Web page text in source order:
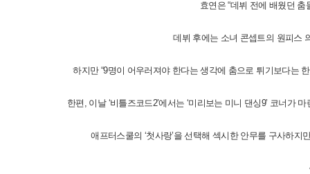
효연은 “데뷔 전에 배웠던
데뷔 후에는 소녀 콘셉트의 원피스
하지만 “9명이 어우러져야 한다는 생각에 춤으로 튀기보다는
한편, 이날 ‘비틀즈코드2’에서는 ‘미리보는 미니 댄싱9’ 코너가
애프터스쿨의 ‘첫사랑’을 선택해 섹시한 안무를 구사하